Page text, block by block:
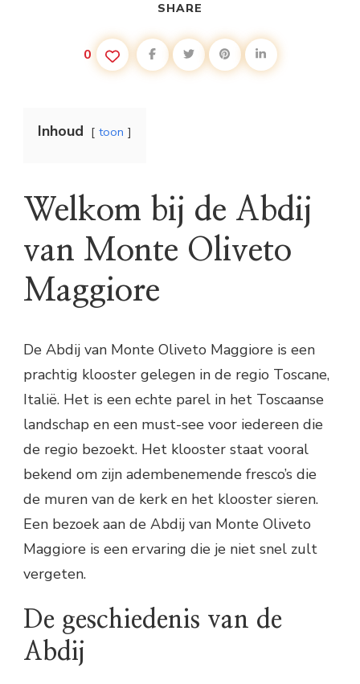
SHARE
0
Inhoud toon
Welkom bij de Abdij
van Monte Oliveto
Maggiore
De Abdij van Monte Oliveto Maggiore is een
prachtig klooster gelegen in de regio Toscane,
Italië. Het is een echte parel in het Toscaanse
landschap en een must-see voor iedereen die
de regio bezoekt. Het klooster staat vooral
bekend om zijn adembenemende fresco’s die
de muren van de kerk en het klooster sieren.
Een bezoek aan de Abdij van Monte Oliveto
Maggiore is een ervaring die je niet snel zult
vergeten.
De geschiedenis van de
Abdij